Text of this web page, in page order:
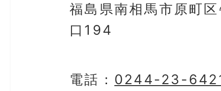
福島県南相馬市原町
口194
電話： 0244-23-